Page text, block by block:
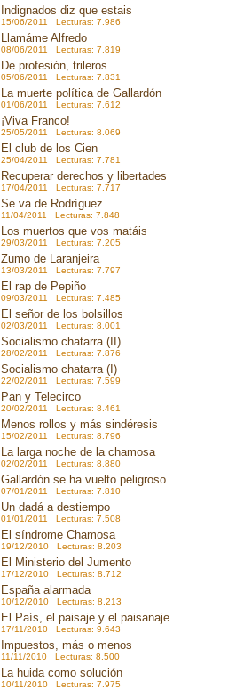
Indignados diz que estais
15/06/2011 Lecturas: 7.986
Llamáme Alfredo
08/06/2011 Lecturas: 7.819
De profesión, trileros
05/06/2011 Lecturas: 7.831
La muerte política de Gallardón
01/06/2011 Lecturas: 7.612
¡Viva Franco!
25/05/2011 Lecturas: 8.069
El club de los Cien
25/04/2011 Lecturas: 7.781
Recuperar derechos y libertades
17/04/2011 Lecturas: 7.717
Se va de Rodríguez
11/04/2011 Lecturas: 7.848
Los muertos que vos matáis
29/03/2011 Lecturas: 7.205
Zumo de Laranjeira
13/03/2011 Lecturas: 7.797
El rap de Pepiño
09/03/2011 Lecturas: 7.485
El señor de los bolsillos
02/03/2011 Lecturas: 8.001
Socialismo chatarra (II)
28/02/2011 Lecturas: 7.876
Socialismo chatarra (I)
22/02/2011 Lecturas: 7.599
Pan y Telecirco
20/02/2011 Lecturas: 8.461
Menos rollos y más sindéresis
15/02/2011 Lecturas: 8.796
La larga noche de la chamosa
02/02/2011 Lecturas: 8.880
Gallardón se ha vuelto peligroso
07/01/2011 Lecturas: 7.810
Un dadá a destiempo
01/01/2011 Lecturas: 7.508
El síndrome Chamosa
19/12/2010 Lecturas: 8.203
El Ministerio del Jumento
17/12/2010 Lecturas: 8.712
España alarmada
10/12/2010 Lecturas: 8.213
El País, el paisaje y el paisanaje
17/11/2010 Lecturas: 9.643
Impuestos, más o menos
11/11/2010 Lecturas: 8.500
La huida como solución
10/11/2010 Lecturas: 7.975